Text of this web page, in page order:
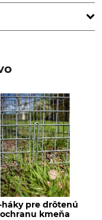
drôtu
háky pre drôtenú
ochranu kmeňa